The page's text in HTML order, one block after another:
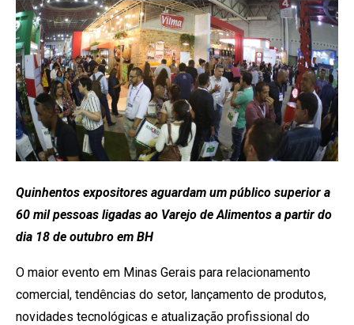
Quinhentos expositores aguardam um público superior a
60 mil pessoas ligadas ao Varejo de Alimentos a partir do
dia 18 de outubro em BH
O maior evento em Minas Gerais para relacionamento
comercial, tendências do setor, lançamento de produtos,
novidades tecnológicas e atualização profissional do